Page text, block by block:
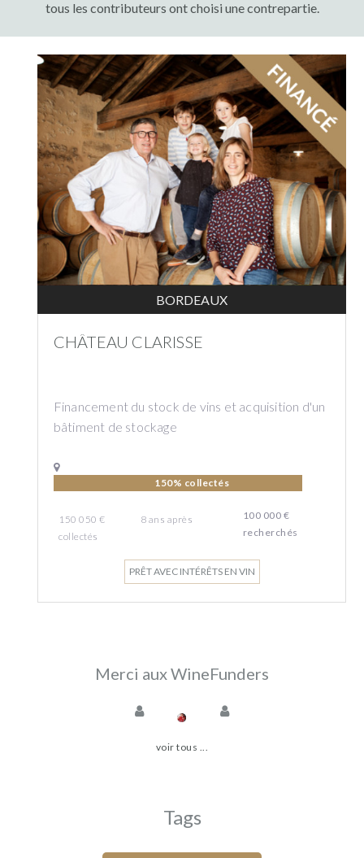
tous les contributeurs ont choisi une contrepartie.
BORDEAUX
CHÂTEAU CLARISSE
Financement du stock de vins et acquisition d'un
bâtiment de stockage
150% collectés
150 050 €
collectés
8 ans après
100 000 €
recherchés
PRÊT AVEC INTÉRÊTS EN VIN
Merci aux WineFunders
voir tous ...
Tags